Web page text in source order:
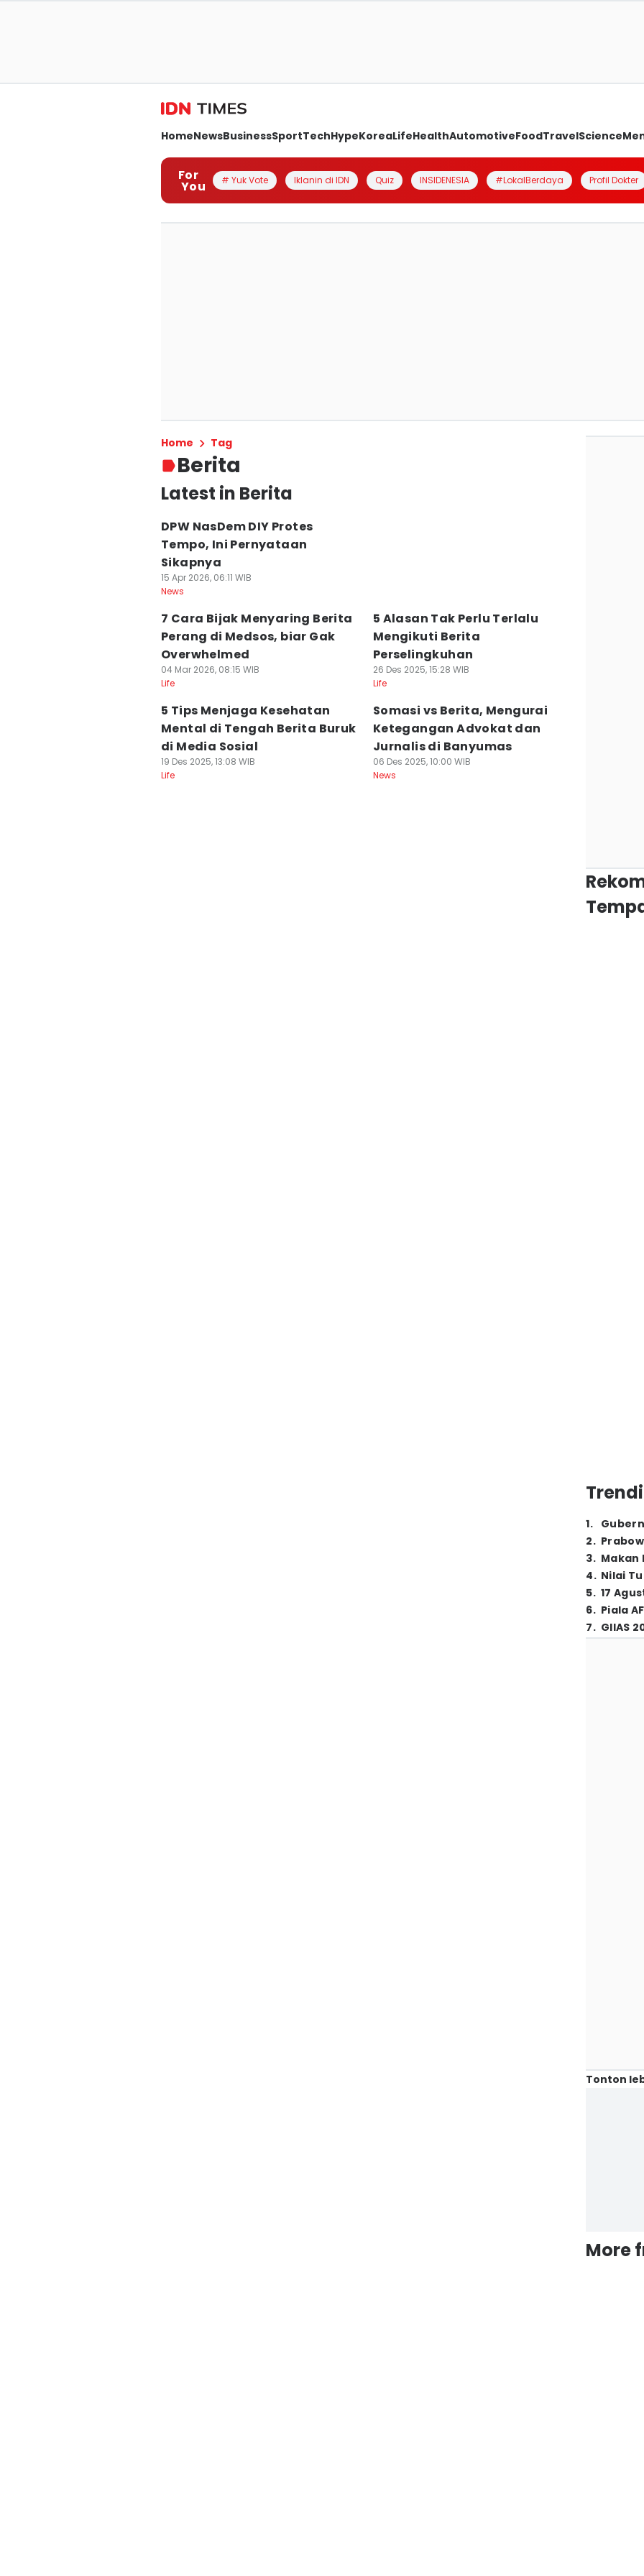
HomeNewsBusinessSportTechHypeKoreaLifeHealthAutomotiveFoodTravelScience
For
You # Yuk Vote Iklanin di IDN Quiz INSIDENESIA #LokalBerdaya Profil Dokter
Home Tag
Berita
Latest in Berita
DPW NasDem DIY Protes
Tempo, Ini Pernyataan
Sikapnya
15 Apr 2026, 06:11 WIB
News
7 Cara Bijak Menyaring Berita
Perang di Medsos, biar Gak
Overwhelmed
04 Mar 2026, 08:15 WIB
Life
5 Alasan Tak Perlu Terlalu
Mengikuti Berita
Perselingkuhan
26 Des 2025, 15:28 WIB
Life
5 Tips Menjaga Kesehatan
Mental di Tengah Berita Buruk
di Media Sosial
19 Des 2025, 13:08 WIB
Life
Somasi vs Berita, Mengurai
Ketegangan Advokat dan
Jurnalis di Banyumas
06 Des 2025, 10:00 WIB
News
1.
2.
3. Makan
4. Nilai
5. 17
6. Piala
7. GIIAS
Tonton
More